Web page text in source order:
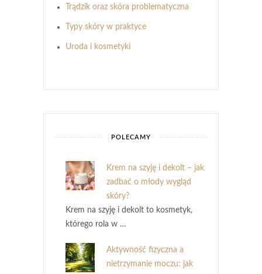
Trądzik oraz skóra problematyczna
Typy skóry w praktyce
Uroda i kosmetyki
POLECAMY
Krem na szyję i dekolt – jak
zadbać o młody wygląd
skóry?
Krem na szyję i dekolt to kosmetyk,
którego rola w …
Aktywność fizyczna a
nietrzymanie moczu: jak